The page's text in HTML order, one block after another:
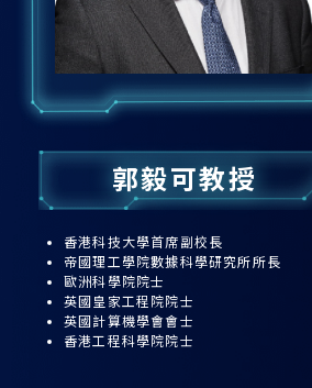
郭毅可教授
香港科技大學首席副校長
帝國理工學院數據科學研究所所長
歐洲科學院院士
英國皇家工程院院士
英國計算機學會會士
香港工程科學院院士